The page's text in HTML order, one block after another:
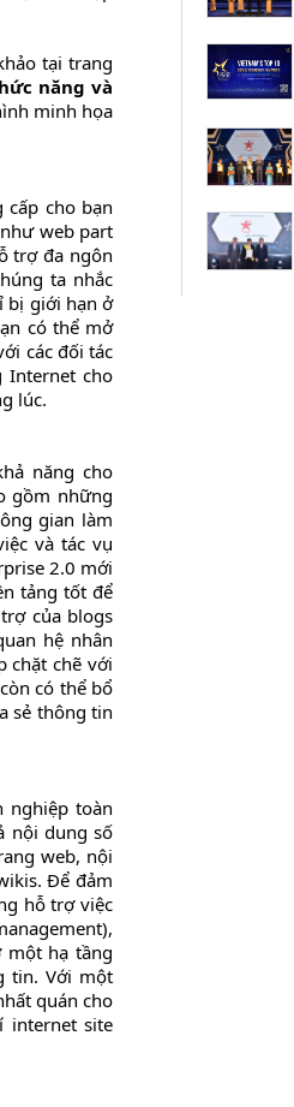
tại trang
năng và
minh họa
cấp cho bạn
web part
trợ đa ngôn
ta nhắc
bị giới hạn ở
có thể mở
các đối tác
Internet cho
lúc.
năng cho
gồm những
gian làm
và tác vụ
2.0 mới
tảng tốt để
của blogs
hệ nhân
chặt chẽ với
có thể bổ
sẻ thông tin
nghiệp toàn
nội dung số
web, nội
Để đảm
hỗ trợ việc
hạ tầng
tin. Với một
quán cho
internet site